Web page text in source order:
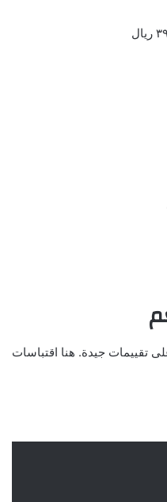
تقييمات جيدة. هنا اقتباسات